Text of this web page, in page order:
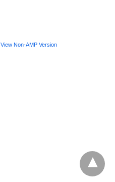
View Non-AMP Version